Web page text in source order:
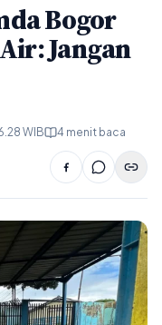
Bogor
Jangan
WIB 4 menit baca